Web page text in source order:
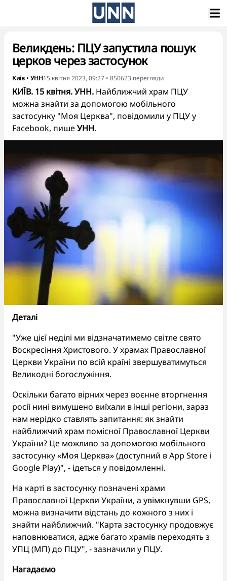
Великдень: ПЦУ запустила пошук
церков через застосунок
Київ • УНН15 квітня 2023, 09:27 • 850623 перегляди
КИЇВ. 15 квітня. УНН. Найближчий храм ПЦУ
можна знайти за допомогою мобільного
застосунку "Моя Церква", повідомили у ПЦУ у
Facebook, пише УНН.
Деталі
"Уже цієї неділі ми відзначатимемо світле свято
Воскресіння Христового. У храмах Православної
Церкви України по всій країні звершуватимуться
Великодні богослужіння.
Оскільки багато вірних через воєнне вторгнення
росії нині вимушено виїхали в інші регіони, зараз
нам нерідко ставлять запитання: як знайти
найближчий храм помісної Православної Церкви
України? Це можливо за допомогою мобільного
застосунку «Моя Церква» (доступний в App Store і
Google Play)", - ідеться у повідомленні.
На карті в застосунку позначені храми
Православної Церкви України, а увімкнувши GPS,
можна визначити відстань до кожного з них і
знайти найближчий. "Карта застосунку продовжує
наповнюватися, адже багато храмів переходять з
УПЦ (МП) до ПЦУ", - зазначили у ПЦУ.
Нагадаємо